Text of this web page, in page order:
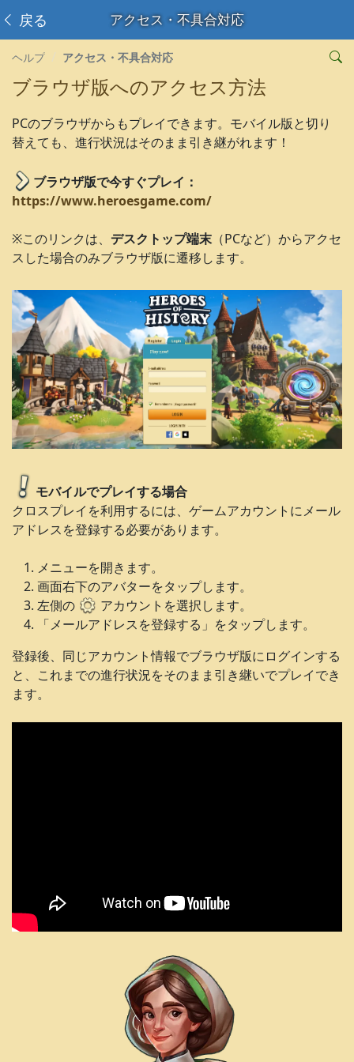
アクセス・不具合対応
戻る
ヘルプ アクセス・不具合対応
ブラウザ版へのアクセス方法
PCのブラウザからもプレイできます。モバイル版と切り
替えても、進行状況はそのまま引き継がれます！
ブラウザ版で今すぐプレイ：
https://www.heroesgame.com/
※このリンクは、 デスクトップ端末（PCなど）からアクセ
スした場合のみブラウザ版に遷移します。
モバイルでプレイする場合
クロスプレイを利用するには、ゲームアカウントにメール
アドレスを登録する必要があります。
メニューを開きます。
画面右下のアバターをタップします。
左側の
アカウントを選択します。
「メールアドレスを登録する」をタップします。
登録後、同じアカウント情報でブラウザ版にログインする
と、これまでの進行状況をそのまま引き継いでプレイでき
ます。